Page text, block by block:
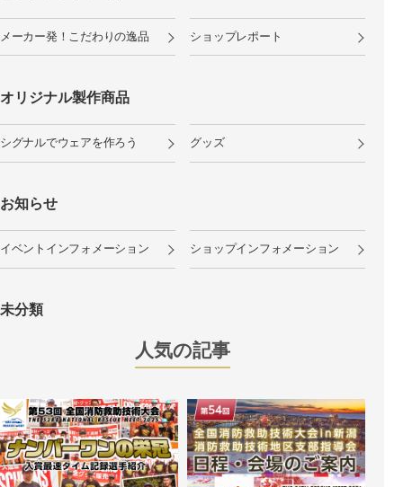
メーカー発！こだわりの逸品 ショップレポート
オリジナル製作商品
シグナルでウェアを作ろう グッズ
お知らせ
イベントインフォメーション ショップインフォメーション
未分類
人気の記事